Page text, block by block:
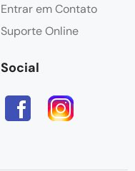
Entrar em Contato
Suporte Online
Social